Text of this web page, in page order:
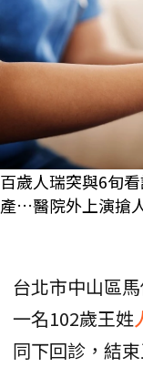
百歲人瑞突與6旬
產…醫院外上演搶
台北市中山區
一名102歲王姓
同下回診，結